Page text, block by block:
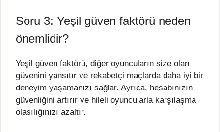
Soru 3: Yeşil güven faktörü neden
önemlidir?
Yeşil güven faktörü, diğer oyuncuların size olan
güvenini yansıtır ve rekabetçi maçlarda daha iyi bir
deneyim yaşamanızı sağlar. Ayrıca, hesabınızın
güvenliğini artırır ve hileli oyuncularla karşılaşma
olasılığınızı azaltır.